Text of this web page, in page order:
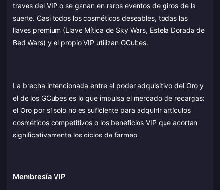
través del VIP o se ganan en raros eventos de giros de la
suerte. Casi todos los cosméticos deseables, todas las
llaves premium (Llave Mítica de Sky Wars, Estela Dorada de
Bed Wars) y el propio VIP utilizan GCubes.
La brecha intencionada entre el poder adquisitivo del Oro y
el de los GCubes es lo que impulsa el mercado de recargas:
el Oro por sí solo no es suficiente para adquirir artículos
cosméticos competitivos o los beneficios VIP que acortan
significativamente los ciclos de farmeo.
Membresía VIP